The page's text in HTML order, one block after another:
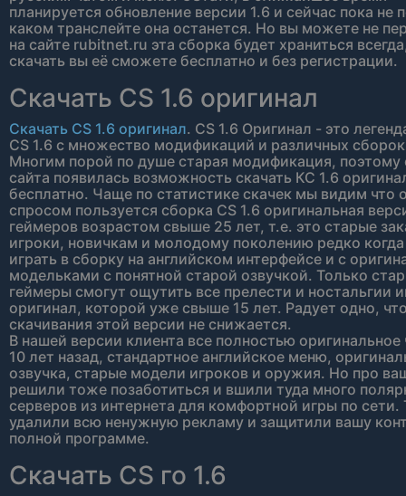
планируется обновление версии 1.6 и сейчас пока не
каком транслейте она останется. Но вы можете не
на сайте rubitnet.ru эта сборка будет храниться
скачать вы её сможете бесплатно и без регистрации.
Скачать CS 1.6 оригинал
Скачать CS 1.6 оригинал. CS 1.6 Оригинал - это
CS 1.6 с множество модификаций и различных
Многим порой по душе старая модификация, поэтому
сайта появилась возможность скачать КС 1.6
бесплатно. Чаще по статистике скачек мы видим что
спросом пользуется сборка CS 1.6 оригинальная
геймеров возрастом свыше 25 лет, т.е. это старые
игроки, новичкам и молодому поколению редко
играть в сборку на английском интерфейсе и с
модельками с понятной старой озвучкой. Только
геймеры смогут ощутить все прелести и ностальгии
оригинал, которой уже свыше 15 лет. Радует одно,
скачивания этой версии не снижается.
В нашей версии клиента все полностью
10 лет назад, стандартное английское меню,
озвучка, старые модели игроков и оружия. Но про
решили тоже позаботиться и вшили туда много
серверов из интернета для комфортной игры по
удалили всю ненужную рекламу и защитили вашу
полной программе.
Скачать CS го 1.6